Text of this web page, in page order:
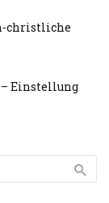
christliche
– Einstellung